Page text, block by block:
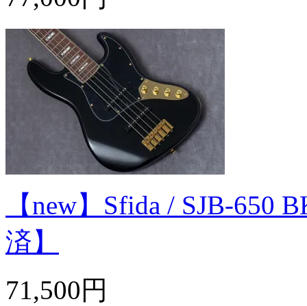
【new】Sfida / SJB-650
済】
71,500円